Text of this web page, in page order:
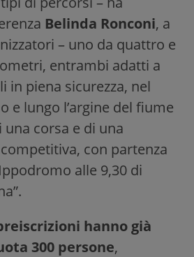
Belinda Ronconi, a
– uno da quattro e
entrambi adatti a
in piena sicurezza, nel
e lungo l’argine del fiume
una corsa e di una
con partenza
alle 9,30 di
hanno già
300 persone,